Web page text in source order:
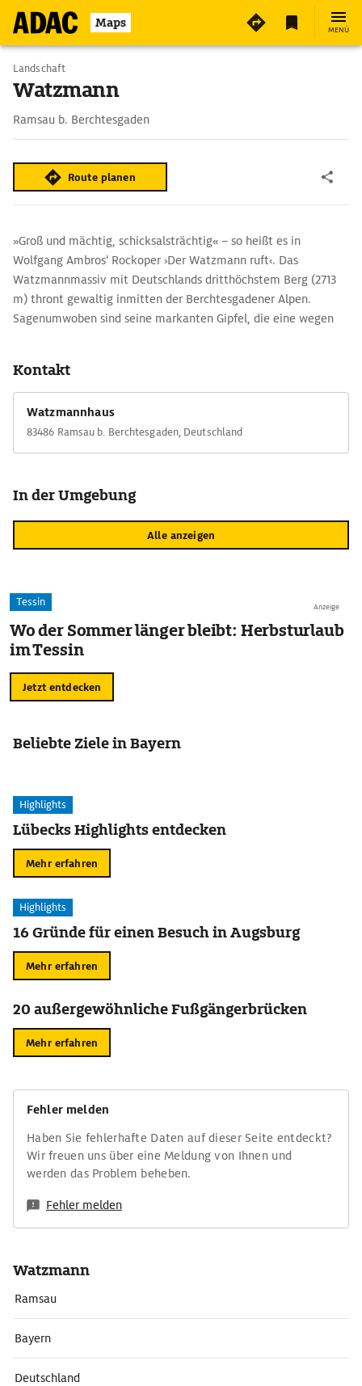
Maps MENÜ
Landschaft
Watzmann
Ramsau b. Berchtesgaden
Route planen
»Groß und mächtig, schicksalsträchtig« – so heißt es in
Wolfgang Ambros’ Rockoper ›Der Watzmann ruft‹. Das
Watzmannmassiv mit Deutschlands dritthöchstem Berg (2713
m) thront gewaltig inmitten der Berchtesgadener Alpen.
Sagenumwoben sind seine markanten Gipfel, die eine wegen
m höchsten Felswand der Ostalpen, ließen bereits über 100
Bergsteiger ihr Leben.
Kontakt
Watzmannhaus
83486 Ramsau b. Berchtesgaden, Deutschland
In der Umgebung
Alle anzeigen
Anzeige
Tessin
Wo der Sommer länger bleibt: Herbsturlaub
im Tessin
Jetzt entdecken
Beliebte Ziele in Bayern
Highlights
Lübecks Highlights entdecken
Mehr erfahren
Highlights
16 Gründe für einen Besuch in Augsburg
Mehr erfahren
20 außergewöhnliche Fußgängerbrücken
Mehr erfahren
Fehler melden
Haben Sie fehlerhafte Daten auf dieser Seite entdeckt?
Wir freuen uns über eine Meldung von Ihnen und
werden das Problem beheben.
Fehler melden
Watzmann
Ramsau
Bayern
Deutschland